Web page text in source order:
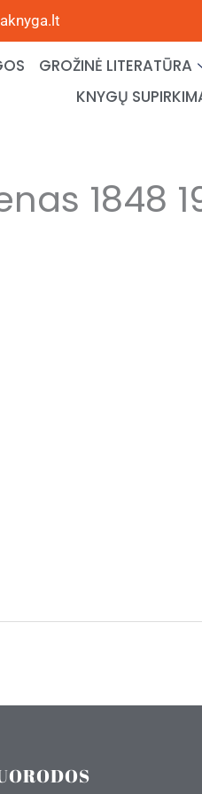
GROŽINĖ LITERATŪRA
KNYGŲ
1848